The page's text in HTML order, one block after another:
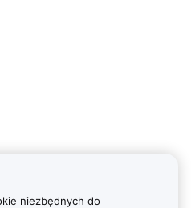
niezbędnych do